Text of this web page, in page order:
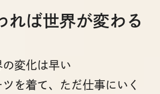
れば世界が変わる
の変化は早い
を着て、ただ仕事にいく